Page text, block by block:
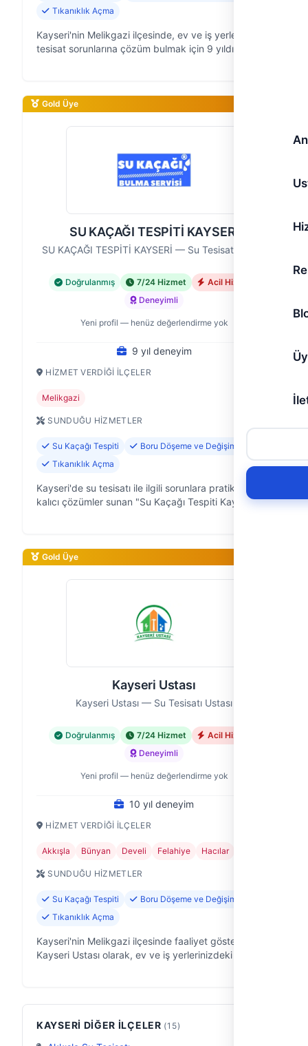
Tıkanıklık Açma
Kayseri'nin Melikgazi ilçesinde, ev ve iş yerlerindeki
tesisat sorunlarına çözüm bulmak için 9 yıldır hizmet
Gold Üye
SU KAÇAĞI TESPİTİ KAYSERİ
SU KAÇAĞI TESPİTİ KAYSERİ — Su Tesisatı Ustası
Doğrulanmış 7/24 Hizmet
Acil Hizmet
Deneyimli
Yeni profil — henüz değerlendirme yok
9 yıl deneyim
HIZMET VERDIĞI İLÇELER
Melikgazi
SUNDUĞU HIZMETLER
Su Kaçağı Tespiti
Boru Döşeme ve Değişimi
Tıkanıklık Açma
Kayseri'de su tesisatı ile ilgili sorunlara pratik ve
kalıcı çözümler sunan "Su Kaçağı Tespiti Kayseri"
Gold Üye
Kayseri Ustası
Kayseri Ustası — Su Tesisatı Ustası
Doğrulanmış 7/24 Hizmet
Acil Hizmet
Deneyimli
Yeni profil — henüz değerlendirme yok
10 yıl deneyim
HIZMET VERDIĞI İLÇELER
Akkışla Bünyan Develi Felahiye Hacılar
SUNDUĞU HIZMETLER
Su Kaçağı Tespiti
Boru Döşeme ve Değişimi
Tıkanıklık Açma
Kayseri'nin Melikgazi ilçesinde faaliyet gösteren
Kayseri Ustası olarak, ev ve iş yerlerinizdeki tüm
KAYSERI DIĞER İLÇELER (15)